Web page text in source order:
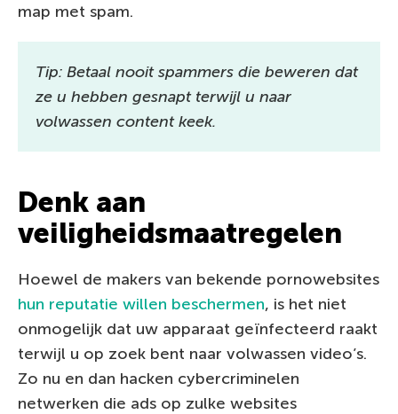
map met spam.
Tip: Betaal nooit spammers die beweren dat
ze u hebben gesnapt terwijl u naar
volwassen content keek.
Denk aan
veiligheidsmaatregelen
Hoewel de makers van bekende pornowebsites
hun reputatie willen beschermen, is het niet
onmogelijk dat uw apparaat geïnfecteerd raakt
terwijl u op zoek bent naar volwassen video’s.
Zo nu en dan hacken cybercriminelen
netwerken die ads op zulke websites